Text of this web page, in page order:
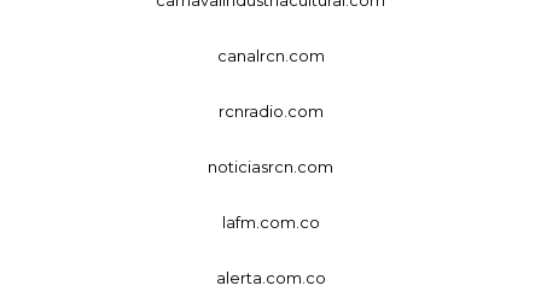
canalrcn.com
rcnradio.com
noticiasrcn.com
lafm.com.co
alerta.com.co